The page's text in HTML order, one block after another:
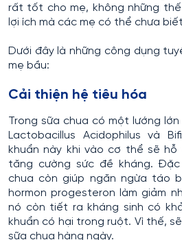
rất tốt cho mẹ, không những
lợi ích mà các mẹ có thể chưa
Dưới đây là những công dụng
mẹ bầu:
Cải thiện hệ tiêu hóa
Trong sữa chua có một lướng
Lactobacillus Acidophilus và
khuẩn này khi vào cơ thể sẽ
tăng cường sức đề kháng.
chua còn giúp ngăn ngừa táo
hormon progesteron làm giảm
nó còn tiết ra kháng sinh có
khuẩn có hại trong ruột. Vì thế,
sữa chua hàng ngày.